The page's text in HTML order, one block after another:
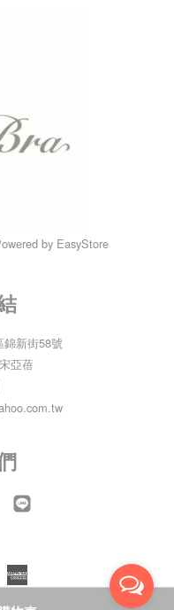
by EasyStore
新街58號
亞蓓
Express